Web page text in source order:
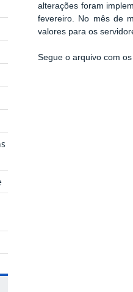
alterações foram
fevereiro. No mês de
valores para os
Segue o arquivo com